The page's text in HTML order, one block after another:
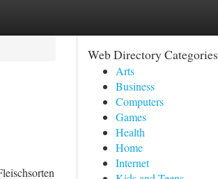
Web Directory Categories
Arts
Business
Computers
Games
Health
Home
Internet